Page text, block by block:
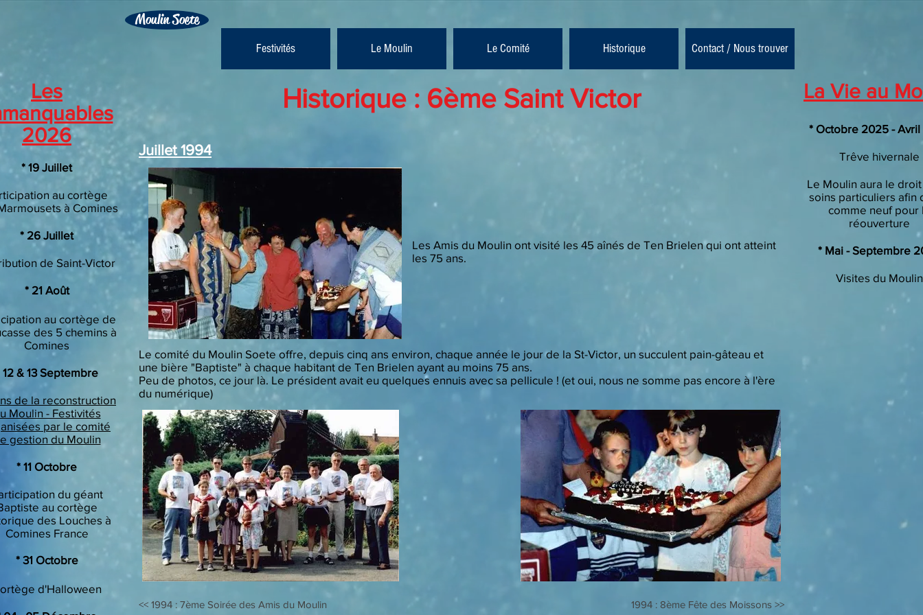
Moulin Soete
Festivités Le Moulin Le Comité Historique Contact / Nous trouver
Historique : 6ème Saint Victor
Juillet 1994
Les Amis du Moulin ont visité les 45 aînés de Ten Brielen qui ont atteint
les 75 ans.
Le comité du Moulin Soete offre, depuis cinq ans environ, chaque année le jour de la St-Victor, un succulent pain-gâteau et
une bière "Baptiste" à chaque habitant de Ten Brielen ayant au moins 75 ans.
Peu de photos, ce jour là. Le président avait eu quelques ennuis avec sa pellicule ! (et oui, nous ne somme pas encore à l'ère
du numérique)
<< 1994 : 7ème Soirée des Amis du Moulin 1994 : 8ème Fête des Moissons >>
Les
2026
​* 19 Juillet
au cortège
à Comines
​* 26 Juillet
de Saint-Victor
* 21 Août
au cortège de
des 5 chemins à
Comines
12 & 13 Septembre
de la reconstruction
Moulin - Festivités
par le comité
gestion du Moulin
* 11 Octobre
du géant
au cortège
des Louches à
Comines France
​* 31 Octobre
d'Halloween
La Vie au
* Octobre 2025 -
Trêve hivernale
Le Moulin aura le
soins particuliers afin
comme neuf pour
réouverture
* Mai - Septembre
Visites du Moulin